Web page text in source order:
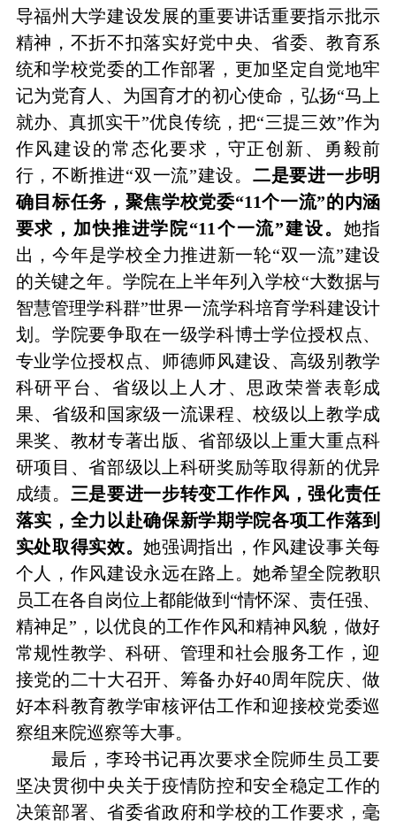
导福州大学建设发展的重要讲话重要指示批示
精神，不折不扣落实好党中央、省委、教育系
统和学校党委的工作部署，更加坚定自觉地牢
记为党育人、为国育才的初心使命，弘扬“马上
就办、真抓实干”优良传统，把“三提三效”作为
作风建设的常态化要求，守正创新、勇毅前
行，不断推进“双一流”建设。 二是要进一步明
确目标任务，聚焦学校党委“11个一流”的内涵
要求，加快推进学院“11个一流”建设。 她指
出，今年是学校全力推进新一轮“双一流”建设
的关键之年。学院在上半年列入学校“大数据与
智慧管理学科群”世界一流学科培育学科建设计
划。学院要争取在一级学科博士学位授权点、
专业学位授权点、师德师风建设、高级别教学
科研平台、省级以上人才、思政荣誉表彰成
果、省级和国家级一流课程、校级以上教学成
果奖、教材专著出版、省部级以上重大重点科
研项目、省部级以上科研奖励等取得新的优异
成绩。 三是要进一步转变工作作风，强化责任
落实，全力以赴确保新学期学院各项工作落到
实处取得实效。她强调指出，作风建设事关每
个人，作风建设永远在路上。她希望全院教职
员工在各自岗位上都能做到 “情怀深、责任强、
精神足”，以优良的工作作风和精神风貌，做好
常规性教学、科研、管理和社会服务工作，迎
接党的二十大召开、筹备办好40周年院庆、做
好本科教育教学审核评估工作和迎接校党委巡
察组来院巡察等大事。
最后，李玲书记再次要求全院师生员工要
坚决贯彻中央关于疫情防控和安全稳定工作的
决策部署、省委省政府和学校的工作要求，毫